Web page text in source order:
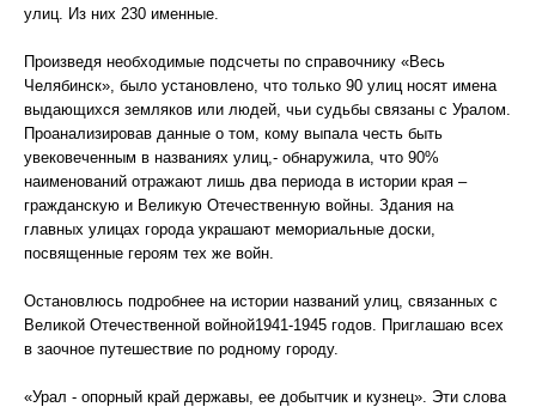
улиц. Из них 230 именные.
Произведя необходимые подсчеты по справочнику «Весь
Челябинск», было установлено, что только 90 улиц носят имена
выдающихся земляков или людей, чьи судьбы связаны с Уралом.
Проанализировав данные о том, кому выпала честь быть
увековеченным в названиях улиц,- обнаружила, что 90%
наименований отражают лишь два периода в истории края –
гражданскую и Великую Отечественную войны. Здания на
главных улицах города украшают мемориальные доски,
посвященные героям тех же войн.
Остановлюсь подробнее на истории названий улиц, связанных с
Великой Отечественной войной1941-1945 годов. Приглашаю всех
в заочное путешествие по родному городу.
«Урал - опорный край державы, ее добытчик и кузнец». Эти слова